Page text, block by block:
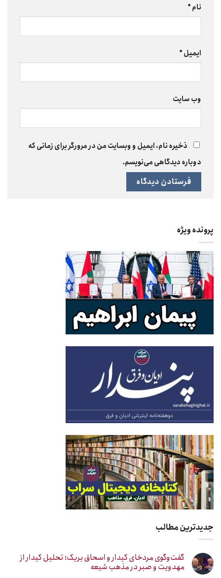
نام*
ایمیل*
وب‌ سایت
ذخیره نام، ایمیل و وبسایت من در مرورگر برای زمانی که
دوباره دیدگاهی می‌نویسم.
پرونده ویژه
جدیدترین مطالب
گفت‌وگوی مردخای کیدار و اسحاق بریک؛ تحلیل کیدار از
مهدویت و صبر در مذهب شیعه